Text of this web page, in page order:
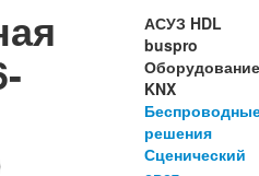
АСУЗ HDL
buspro
KNX
решения
Сценический